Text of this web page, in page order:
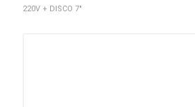
220V + DISCO 7"